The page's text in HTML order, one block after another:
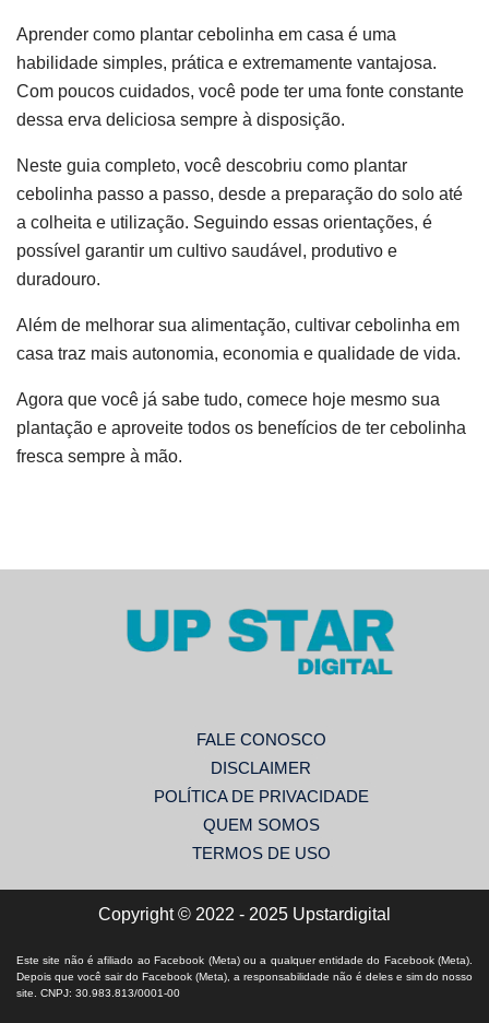
Aprender como plantar cebolinha em casa é uma
habilidade simples, prática e extremamente vantajosa.
Com poucos cuidados, você pode ter uma fonte constante
dessa erva deliciosa sempre à disposição.
Neste guia completo, você descobriu como plantar
cebolinha passo a passo, desde a preparação do solo até
a colheita e utilização. Seguindo essas orientações, é
possível garantir um cultivo saudável, produtivo e
duradouro.
Além de melhorar sua alimentação, cultivar cebolinha em
casa traz mais autonomia, economia e qualidade de vida.
Agora que você já sabe tudo, comece hoje mesmo sua
plantação e aproveite todos os benefícios de ter cebolinha
fresca sempre à mão.
FALE CONOSCO
DISCLAIMER
POLÍTICA DE PRIVACIDADE
QUEM SOMOS
TERMOS DE USO
Copyright © 2022 - 2025 Upstardigital
Este site não é afiliado ao Facebook (Meta) ou a qualquer entidade do Facebook (Meta).
Depois que você sair do Facebook (Meta), a responsabilidade não é deles e sim do nosso
site. CNPJ: 30.983.813/0001-00